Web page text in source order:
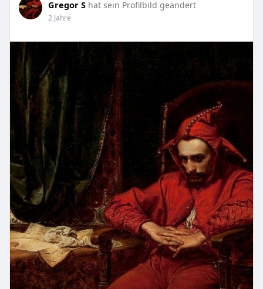
Gregor S hat sein Profilbild geändert
2 Jahre